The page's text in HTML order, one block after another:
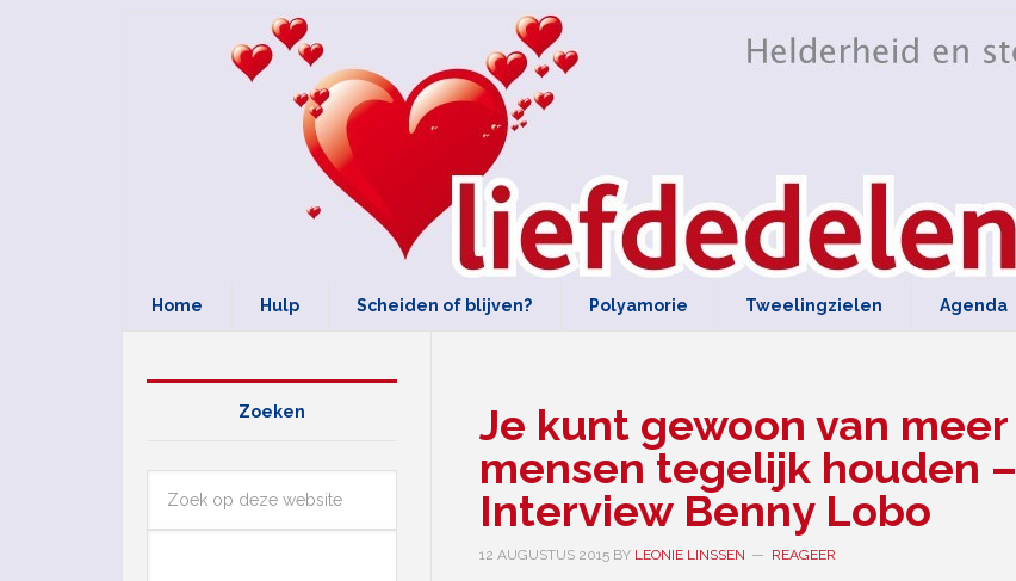
Home Hulp Scheiden of blijven? Polyamorie Tweelingzielen Agenda
Je kunt gewoon van meer
mensen tegelijk houden –
Interview Benny Lobo
12 AUGUSTUS 2015 BY LEONIE LINSSEN REAGEER
Zoeken